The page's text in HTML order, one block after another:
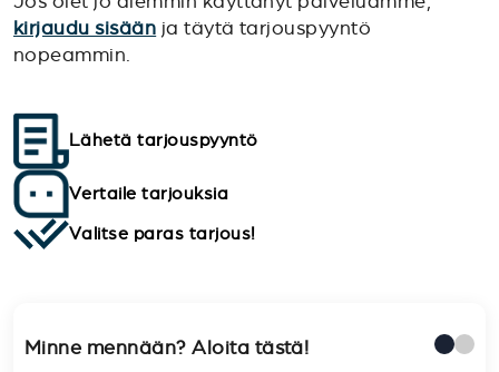
kirjaudu sisään ja täytä tarjouspyyntö
nopeammin.
Lähetä tarjouspyyntö
Vertaile tarjouksia
Valitse paras tarjous!
Minne mennään? Aloita tästä!